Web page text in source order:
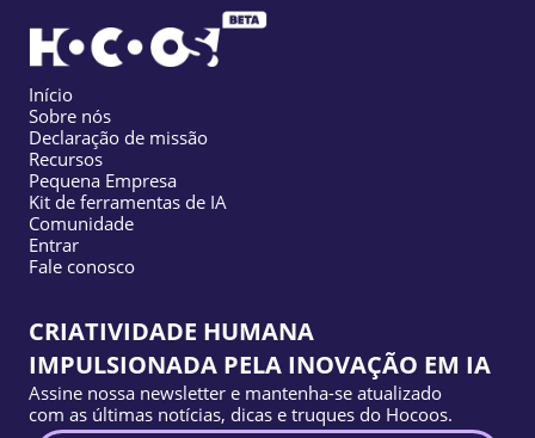
Início
Sobre nós
Declaração de missão
Recursos
Pequena Empresa
Kit de ferramentas de IA
Comunidade
Entrar
Fale conosco
CRIATIVIDADE HUMANA
IMPULSIONADA PELA INOVAÇÃO EM IA
Assine nossa newsletter e mantenha-se atualizado
com as últimas notícias, dicas e truques do Hocoos.